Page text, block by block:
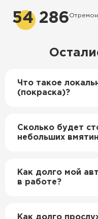
54 286
Что такое
(покраска)?
Сколько будет
небольших
Как долго мой
в работе?
Как долго